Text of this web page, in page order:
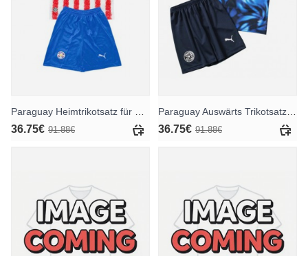
36.75€ 91.88€ 36.75€ 91.88€